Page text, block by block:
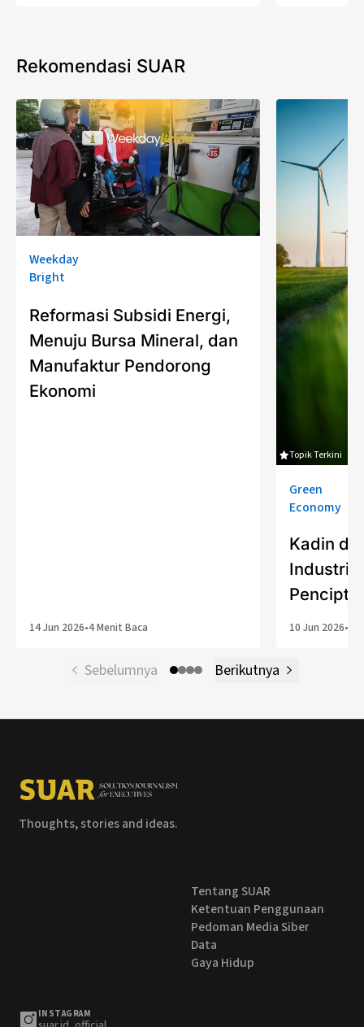
Rekomendasi SUAR
Weekday
Bright
Reformasi Subsidi Energi,
Menuju Bursa Mineral, dan
Manufaktur Pendorong
Ekonomi
14 Jun 2026•4 Menit Baca
Topik Terkini
Green
Economy
Kadin
10 Jun 2026•
Sebelumnya Berikutnya
Thoughts, stories and ideas.
Tentang SUAR
Ketentuan Penggunaan
Pedoman Media Siber
Data
Gaya Hidup
INSTAGRAM